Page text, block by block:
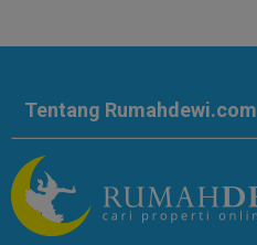
Tentang Rumahdewi.com